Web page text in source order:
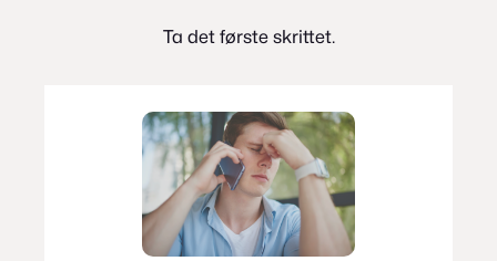
Ta det første skrittet.